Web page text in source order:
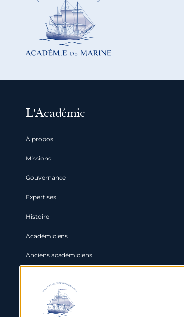
L'Académie
À propos
Missions
Gouvernance
Expertises
Histoire
Académiciens
Anciens académiciens
Grands enjeux maritimes
International